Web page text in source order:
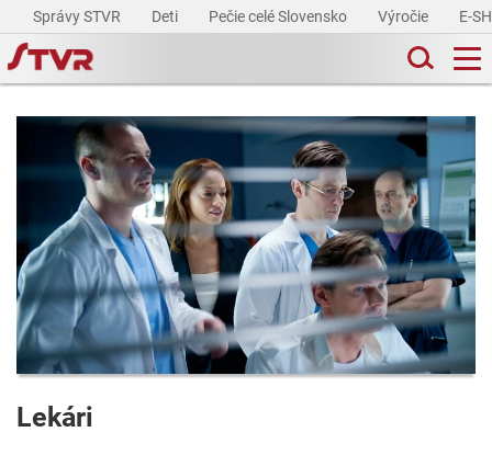
Správy STVR Deti Pečie celé Slovensko Výročie E-
Lekári